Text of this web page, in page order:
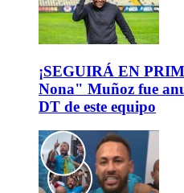
¡SEGUIRÁ EN
Nona" Muñoz fue
DT de este equipo